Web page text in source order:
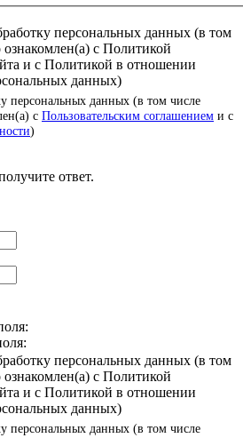
персональных данных (в том
с Политикой
и с Политикой в отношении
данных)
персональных данных (в том числе
с Пользовательским соглашением и с
)
ответ.
персональных данных (в том
с Политикой
и с Политикой в отношении
данных)
персональных данных (в том числе